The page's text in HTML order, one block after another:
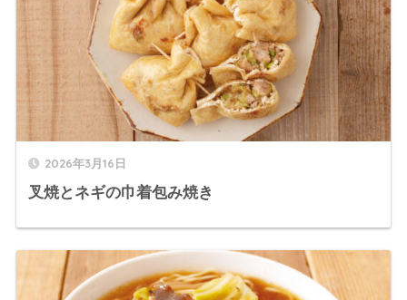
2026年3月16日
叉焼とネギの巾着包み焼き